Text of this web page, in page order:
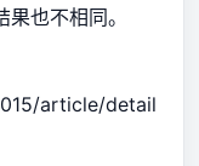
也不相同。
article/detail